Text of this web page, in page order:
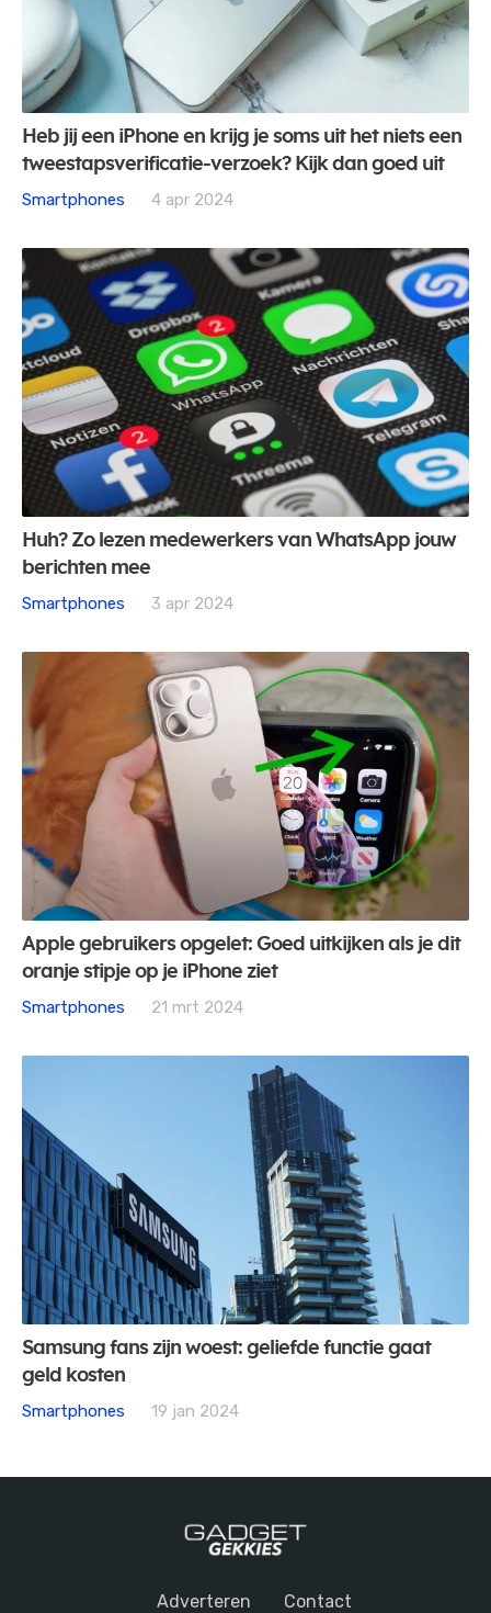
Heb jij een iPhone en krijg je soms uit het niets een
tweestapsverificatie-verzoek? Kijk dan goed uit
Smartphones
4 apr 2024
Huh? Zo lezen medewerkers van WhatsApp jouw
berichten mee
Smartphones
3 apr 2024
Apple gebruikers opgelet: Goed uitkijken als je dit
oranje stipje op je iPhone ziet
Smartphones
21 mrt 2024
Samsung fans zijn woest: geliefde functie gaat
geld kosten
Smartphones
19 jan 2024
Adverteren Contact